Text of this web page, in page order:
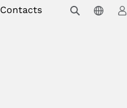
Contacts